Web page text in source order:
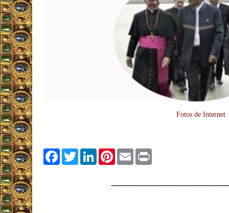
Fotos de Internet
FacebookTwitterLinkedInPinterestEmail